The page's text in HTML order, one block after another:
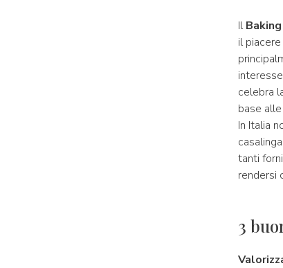
Il
il piacere
celebra
base
In Italia
tanti
rendersi
3